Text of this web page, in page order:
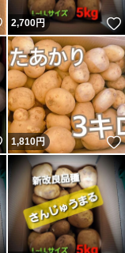
いいね！
2,700円
いいね！
1,810円